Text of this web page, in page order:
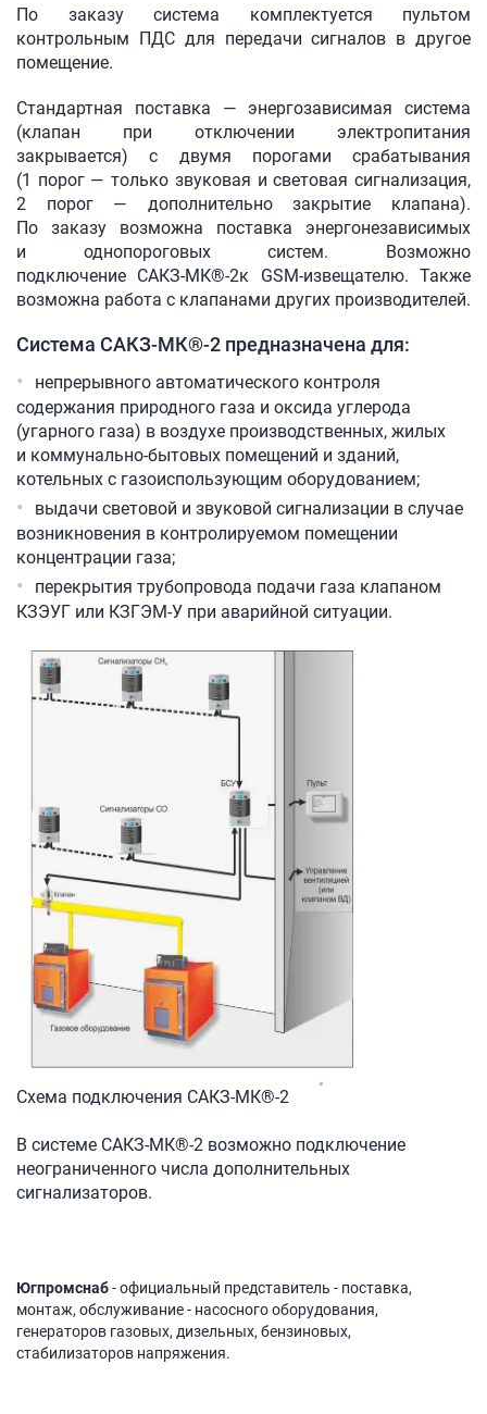
По заказу система комплектуется пультом
контрольным ПДС для передачи сигналов в другое
помещение.
Стандартная поставка — энергозависимая система
(клапан при отключении электропитания
закрывается) с двумя порогами срабатывания
(1 порог — только звуковая и световая сигнализация,
2 порог — дополнительно закрытие клапана).
По заказу возможна поставка энергонезависимых
и однопороговых систем. Возможно
подключение САКЗ-МК®-2к GSM-извещателю. Также
возможна работа с клапанами других производителей.
Система САКЗ-МК®-2 предназначена для:
непрерывного автоматического контроля
содержания природного газа и оксида углерода
(угарного газа) в воздухе производственных, жилых
и коммунально-бытовых помещений и зданий,
котельных с газоиспользующим оборудованием;
выдачи световой и звуковой сигнализации в случае
возникновения в контролируемом помещении
концентрации газа;
перекрытия трубопровода подачи газа клапаном
КЗЭУГ или КЗГЭМ-У при аварийной ситуации.
Схема подключения САКЗ-МК®-2
В системе САКЗ-МК®-2 возможно подключение
неограниченного числа дополнительных
сигнализаторов.
Югпромснаб- официальный представитель - поставка,
монтаж, обслуживание - насосного оборудования,
генераторов газовых, дизельных, бензиновых,
стабилизаторов напряжения.